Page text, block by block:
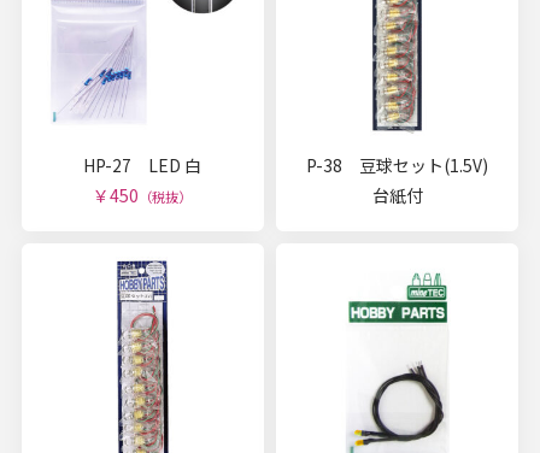
HP-27 LED 白
￥450 （税抜）
P-38 豆球セット(1.5V)
台紙付